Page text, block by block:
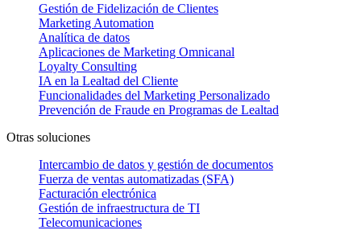
Gestión de Fidelización de Clientes
Marketing Automation
Analítica de datos
Aplicaciones de Marketing Omnicanal
Loyalty Consulting
IA en la Lealtad del Cliente
Funcionalidades del Marketing Personalizado
Prevención de Fraude en Programas de Lealtad
Otras soluciones
Intercambio de datos y gestión de documentos
Fuerza de ventas automatizadas (SFA)
Facturación electrónica
Gestión de infraestructura de TI
Telecomunicaciones